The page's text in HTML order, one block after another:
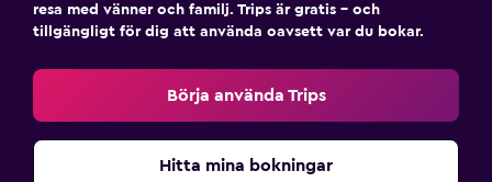
resa med vänner och familj. Trips är gratis – och
tillgängligt för dig att använda oavsett var du bokar.
Börja använda Trips
Hitta mina bokningar